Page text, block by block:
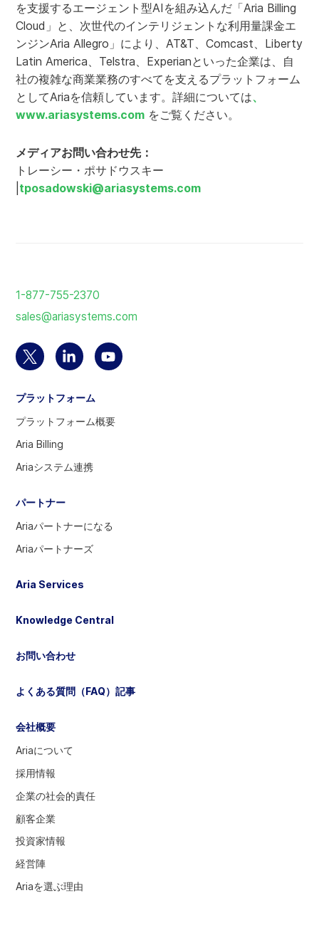
を支援するエージェント型AIを組み込んだ「Aria Billing
Cloud」と、次世代のインテリジェントな利用量課金エ
ンジンAria Allegro」により、AT&T、Comcast、Liberty
Latin America、Telstra、Experianといった企業は、自
社の複雑な商業業務のすべてを支えるプラットフォーム
としてAriaを信頼しています。詳細については、
www.ariasystems.com をご覧ください。
メディアお問い合わせ先：
トレーシー・ポサドウスキー
tposadowski@ariasystems.com
ペ
ー
ジ
戻
1-877-755-2370
sales@ariasystems.com
Twitter
カ
ウ
を
択
Linkedin
ア
カ
ト
YouTube
ウ
す
択
だ
プラットフォーム
プラットフォーム概要
Aria Billing
Ariaシステム連携
パートナー
Ariaパートナーになる
Ariaパートナーズ
会社概要
Ariaについて
採用情報
企業の社会的責任
顧客企業
投資家情報
経営陣
Ariaを選ぶ理由
Aria Services
Knowledge Central
お問い合わせ
よくある質問（FAQ）記事